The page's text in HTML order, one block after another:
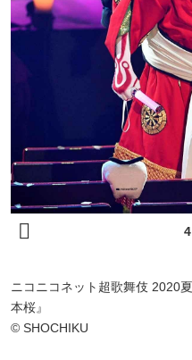
ニコニコネット超歌舞伎
本桜』
© SHOCHIKU